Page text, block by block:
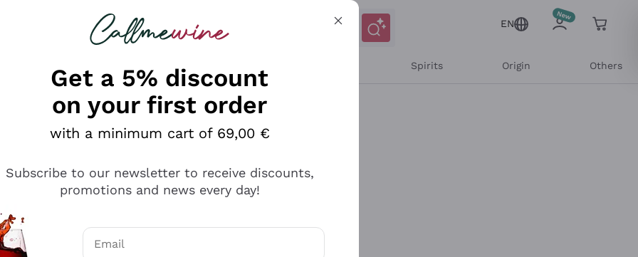
looking for
EN
Spirits Origin Others
Get a 5% discount
on your first order
with a minimum cart of 69,00 €
Subscribe to our newsletter to receive discounts,
promotions and news every day!
Email